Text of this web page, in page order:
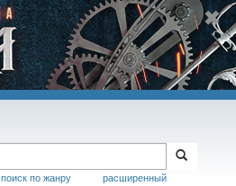
расширенный
поиск по жанру